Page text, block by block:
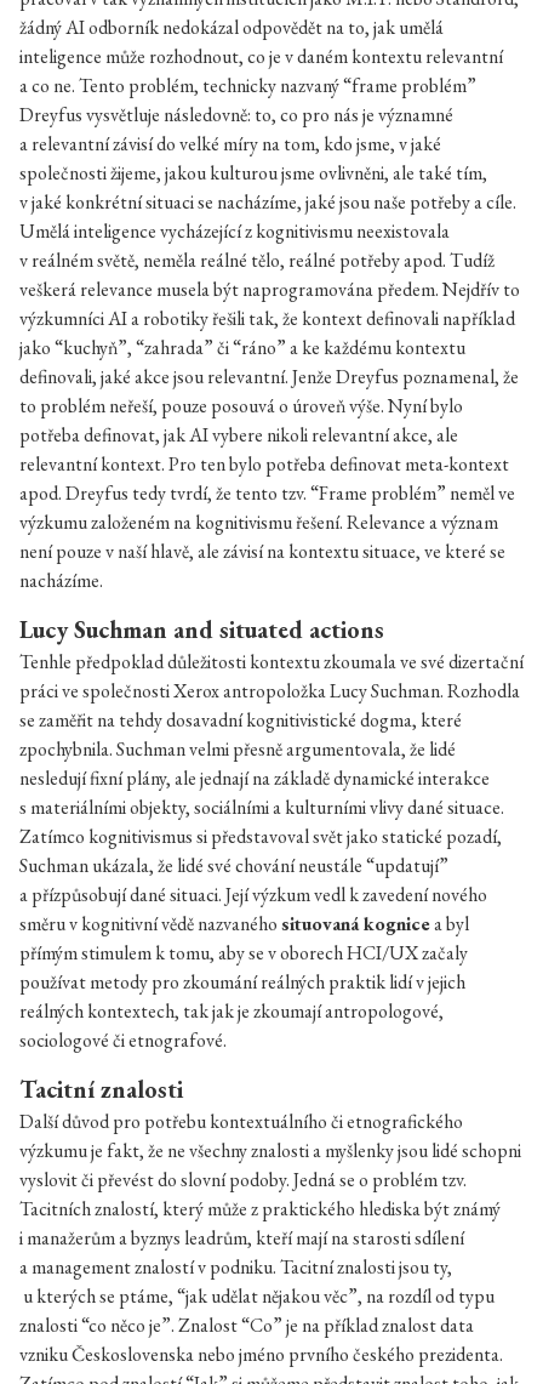
žádný AI odborník nedokázal odpovědět na to, jak umělá
inteligence může rozhodnout, co je v daném kontextu relevantní
a co ne. Tento problém, technicky nazvaný “frame problém”
Dreyfus vysvětluje následovně: to, co pro nás je významné
a relevantní závisí do velké míry na tom, kdo jsme, v jaké
společnosti žijeme, jakou kulturou jsme ovlivněni, ale také tím,
v jaké konkrétní situaci se nacházíme, jaké jsou naše potřeby a cíle.
Umělá inteligence vycházející z kognitivismu neexistovala
v reálném světě, neměla reálné tělo, reálné potřeby apod. Tudíž
veškerá relevance musela být naprogramována předem. Nejdřív to
výzkumníci AI a robotiky řešili tak, že kontext definovali například
jako “kuchyň”, “zahrada” či “ráno” a ke každému kontextu
definovali, jaké akce jsou relevantní. Jenže Dreyfus poznamenal, že
to problém neřeší, pouze posouvá o úroveň výše. Nyní bylo
potřeba definovat, jak AI vybere nikoli relevantní akce, ale
relevantní kontext. Pro ten bylo potřeba definovat meta-kontext
apod. Dreyfus tedy tvrdí, že tento tzv. “Frame problém” neměl ve
výzkumu založeném na kognitivismu řešení. Relevance a význam
není pouze v naší hlavě, ale závisí na kontextu situace, ve které se
nacházíme.
Lucy Suchman and situated actions
Tenhle předpoklad důležitosti kontextu zkoumala ve své dizertační
práci ve společnosti Xerox antropoložka Lucy Suchman. Rozhodla
se zaměřit na tehdy dosavadní kognitivistické dogma, které
zpochybnila. Suchman velmi přesně argumentovala, že lidé
nesledují fixní plány, ale jednají na základě dynamické interakce
s materiálními objekty, sociálními a kulturními vlivy dané situace.
Zatímco kognitivismus si představoval svět jako statické pozadí,
Suchman ukázala, že lidé své chování neustále “updatují”
a přízpůsobují dané situaci. Její výzkum vedl k zavedení nového
směru v kognitivní vědě nazvanéhosituovaná kognicea byl
přímým stimulem k tomu, aby se v oborech HCI/UX začaly
používat metody pro zkoumání reálných praktik lidí v jejich
reálných kontextech, tak jak je zkoumají antropologové,
sociologové či etnografové.
Tacitní znalosti
Další důvod pro potřebu kontextuálního či etnografického
výzkumu je fakt, že ne všechny znalosti a myšlenky jsou lidé schopni
vyslovit či převést do slovní podoby. Jedná se o problém tzv.
Tacitních znalostí, který může z praktického hlediska být známý
i manažerům a byznys leadrům, kteří mají na starosti sdílení
a management znalostí v podniku. Tacitní znalosti jsou ty,
u kterých se ptáme, “jak udělat nějakou věc”, na rozdíl od typu
znalosti “co něco je”. Znalost “Co” je na příklad znalost data
vzniku Československa nebo jméno prvního českého prezidenta.